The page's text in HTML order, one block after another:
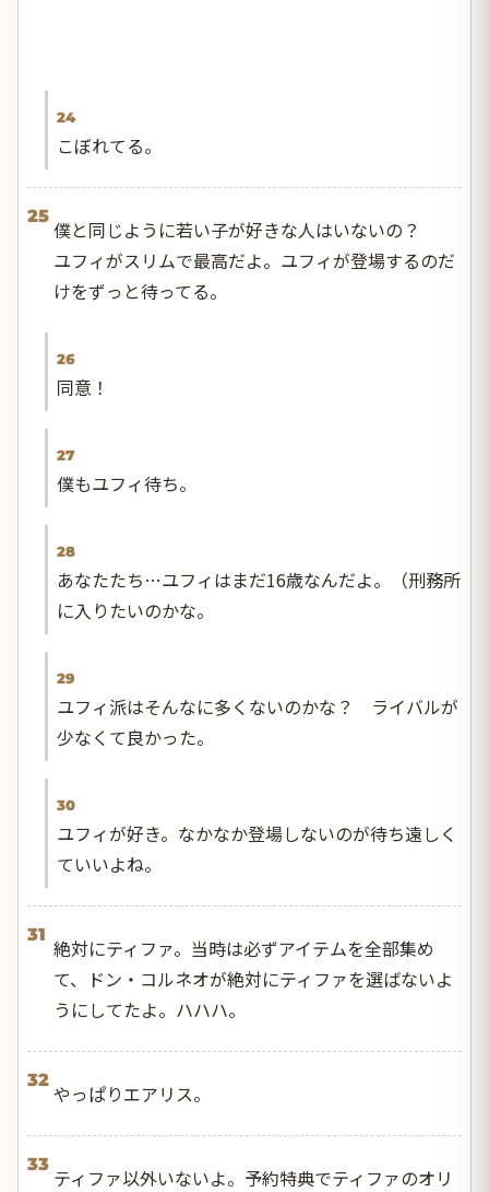
24
こぼれてる。
25
僕と同じように若い子が好きな人はいないの？
ユフィがスリムで最高だよ。ユフィが登場するのだ
けをずっと待ってる。
26
同意！
27
僕もユフィ待ち。
28
あなたたち…ユフィはまだ16歳なんだよ。（刑務所
に入りたいのかな。
29
ユフィ派はそんなに多くないのかな？ ライバルが
少なくて良かった。
30
ユフィが好き。なかなか登場しないのが待ち遠しく
ていいよね。
31
絶対にティファ。当時は必ずアイテムを全部集め
て、ドン・コルネオが絶対にティファを選ばないよ
うにしてたよ。ハハハ。
32
やっぱりエアリス。
33
ティファ以外いないよ。予約特典でティファのオリ